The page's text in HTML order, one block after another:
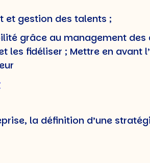
et gestion des talents ;
grâce au management des
fidéliser ; Mettre en avant
la définition d’une